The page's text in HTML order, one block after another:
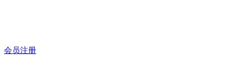
会员注册